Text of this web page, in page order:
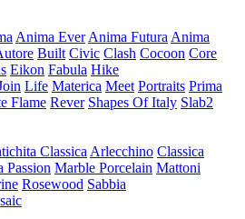
Anima Ever Anima Futura Anima
Built Civic Clash Cocoon Core
Eikon Fabula Hike
Life Materica Meet Portraits Prima
Flame Rever Shapes Of Italy Slab2
Classica Arlecchino Classica
Passion Marble Porcelain Mattoni
Rosewood Sabbia